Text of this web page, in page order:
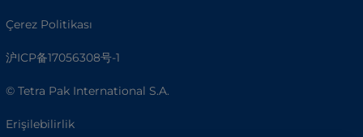
Çerez Politikası
沪ICP备17056308号-1
© Tetra Pak International S.A.
Erişilebilirlik